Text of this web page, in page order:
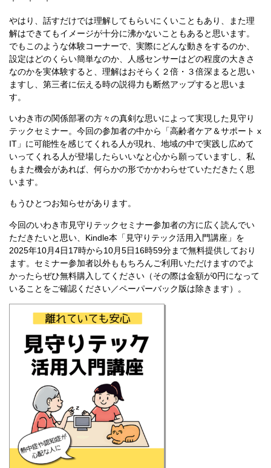
やはり、話すだけでは理解してもらいにくいこともあり、また理
解はできてもイメージが十分に沸かないこともあると思います。
でもこのような体験コーナーで、実際にどんな動きをするのか、
設定はどのくらい簡単なのか、人感センサーはどの程度の大きさ
なのかを実体験すると、理解はおそらく２倍・３倍深まると思い
ますし、第三者に伝える時の説得力も断然アップすると思いま
す。
いわき市の関係部署の方々の真剣な思いによって実現した見守り
テックセミナー。今回の参加者の中から「高齢者ケア＆サポート x
IT」に可能性を感じてくれる人が現れ、地域の中で実践し広めて
いってくれる人が登場したらいいなと心から願っていますし、私
もまた機会があれば、何らかの形でかかわらせていただきたく思
います。
もうひとつお知らせがあります。
今回のいわき市見守りテックセミナー参加者の方に広く読んでい
ただきたいと思い、Kindle本「見守りテック活用入門講座」を
2025年10月4日17時から10月5日16時59分まで無料提供しており
ます。セミナー参加者以外ももちろんご利用いただけますのでよ
かったらぜひ無料購入してください（その際は金額が0円になって
いることをご確認ください／ペーパーバック版は除きます）。